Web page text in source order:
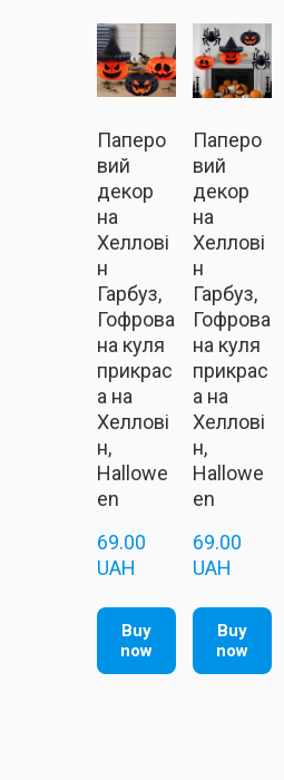
Паперо
вий
декор
на
Хеллові
н
Гарбуз,
Гофрова
на куля
прикрас
а на
Хеллові
н,
Hallowe
en
69.00
UAH
Buy
now
Паперо
вий
декор
на
Хеллові
н
Гарбуз,
Гофрова
на куля
прикрас
а на
Хеллові
н,
Hallowe
en
69.00
UAH
Buy
now